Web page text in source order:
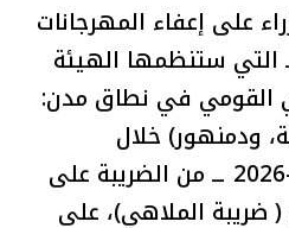
على إعفاء المهرجانات
التي ستنظمها الهيئة
القومي في نطاق مدن:
ودمنهور) خلال
الموسم الفني 2025-2026 ــ من الضريبة على
ضريبة الملاهي)، على